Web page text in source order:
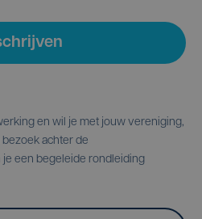
en wil je met jouw vereniging,
achter de
een begeleide rondleiding